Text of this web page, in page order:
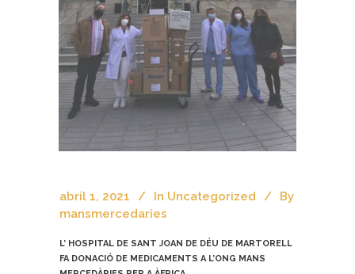
abril 1, 2021 In Uncategorized
By
mansmercedaries
L’ HOSPITAL DE SANT JOAN DE DÉU DE MARTORELL
FA DONACIÓ DE MEDICAMENTS A L’ONG MANS